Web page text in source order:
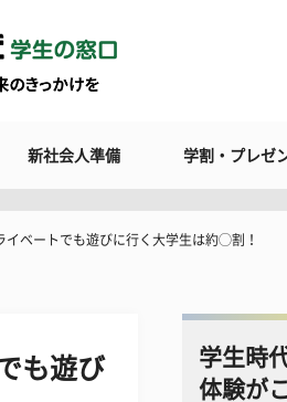
新社会人準備 学割・プレゼ
イベートでも遊びに行く大学生は約◯割！
も遊び
学生時
体験が